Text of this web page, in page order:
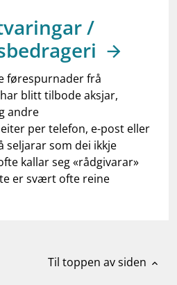
/
førespurnader frå
blitt tilbode aksjar,
andre
per telefon, e-post eller
seljarar som dei ikkje
kallar seg «rådgivarar»
er svært ofte reine
Til toppen av siden expand_less